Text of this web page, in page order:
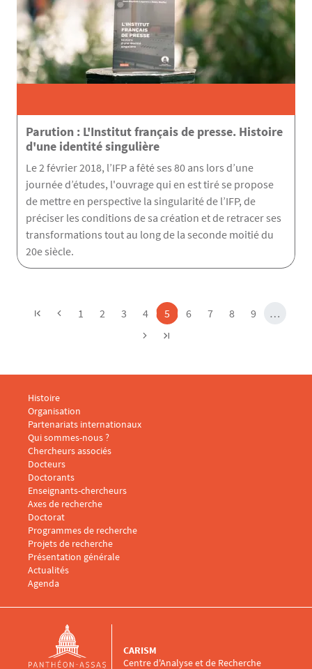
Parution : L'Institut français de presse. Histoire
d'une identité singulière
Le 2 février 2018, l’IFP a fêté ses 80 ans lors d’une
journée d’études, l'ouvrage qui en est tiré se propose
de mettre en perspective la singularité de l’IFP, de
préciser les conditions de sa création et de retracer ses
transformations tout au long de la seconde moitié du
20e siècle.
Page
1 Page
2 Page
3 Page
4 Page
5 Page
6 Page
7 Page
8 Page
9 …
Menu footer CARISM 1
Histoire
Organisation
Partenariats internationaux
Qui sommes-nous ?
Menu footer CARISM 2
Chercheurs associés
Docteurs
Doctorants
Enseignants-chercheurs
Menu footer CARISM 3
Axes de recherche
Doctorat
Programmes de recherche
Projets de recherche
Présentation générale
Menu footer CARISM 4
Actualités
Agenda
Centre d'Analyse et de Recherche
CARISM